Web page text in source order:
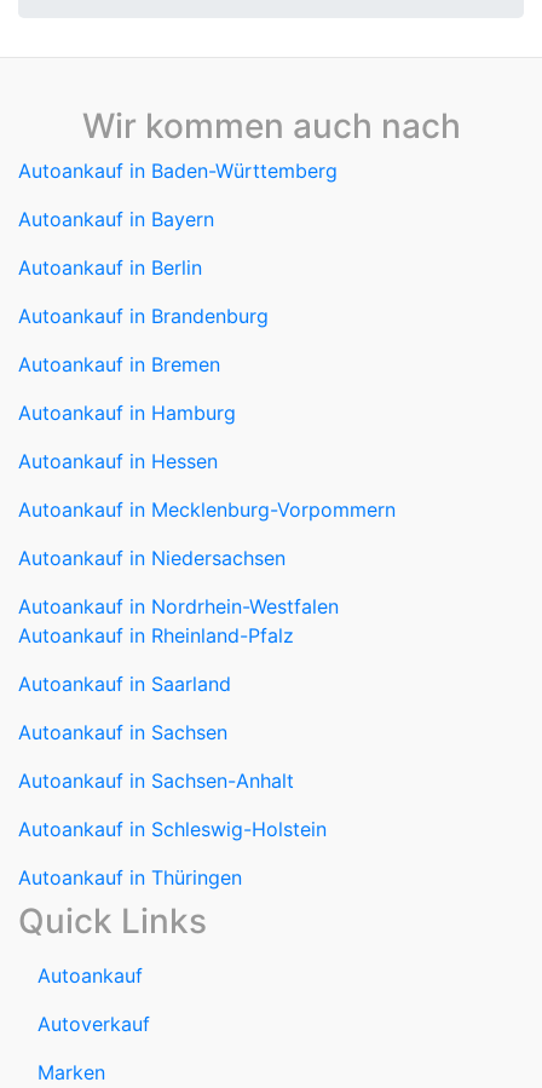
Autoankauf in Baden-Württemberg
Autoankauf in Berlin
Autoankauf in Niedersachsen
Autoankauf in Rheinland-Pfalz
Autoankauf in Thüringen
Quick Links